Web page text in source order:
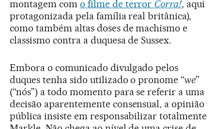
montagem com o filme de terror Corra!, aqui
protagonizada pela família real britânica),
como também altas doses de machismo e
classismo contra a duquesa de Sussex.
Embora o comunicado divulgado pelos
duques tenha sido utilizado o pronome “we”
(“nós”) a todo momento para se referir a uma
decisão aparentemente consensual, a opinião
pública insiste em responsabilizar totalmente